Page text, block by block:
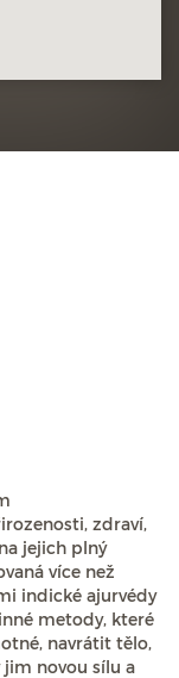
zdraví,
jejich plný
více než
indické ajurvédy
metody, které
navrátit tělo,
jim novou sílu a